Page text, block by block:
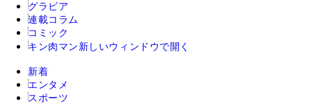
グラビア
連載コラム
コミック
キン肉マン 新しいウィンドウで開く
新着
エンタメ
スポーツ